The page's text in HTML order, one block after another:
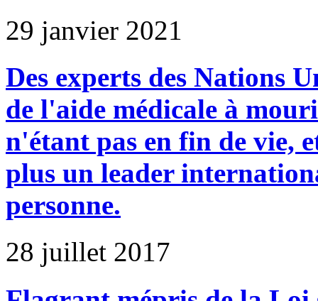
29 janvier 2021
Des experts des Nations
de l'aide médicale à
n'étant pas en fin de vie,
plus un leader
personne.
28 juillet 2017